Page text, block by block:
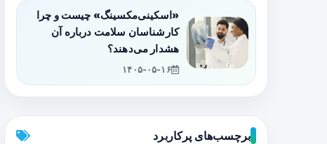
«اسکینی‌مکسینگ» چیست و چرا
کارشناسان سلامت درباره آن
هشدار می‌دهند؟
۱۴۰۵-۰۵-۱۶
برچسب‌های پرکاربرد